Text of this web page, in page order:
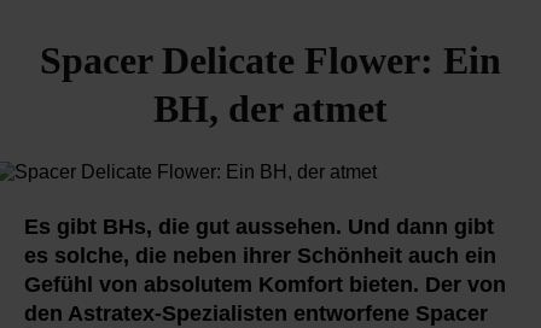
Spacer Delicate Flower: Ein
BH, der atmet
Es gibt BHs, die gut aussehen. Und dann gibt
es solche, die neben ihrer Schönheit auch ein
Gefühl von absolutem Komfort bieten. Der von
den Astratex-Spezialisten entworfene Spacer